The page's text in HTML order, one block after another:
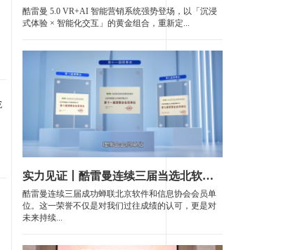
酷雷曼 5.0 VR+AI 智能营销系统强势登场，以「沉浸
式体验 × 智能化交互」的黄金组合，重新定...
实力见证丨酷雷曼连续三届当选北软协理事会会员单位
酷雷曼连续三届成功蝉联北京软件和信息协会会员单
位。这一荣誉不仅是对我们过往成绩的认可，更是对
未来持续...